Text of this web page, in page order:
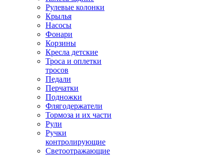
Рулевые колонки
Крылья
Насосы
Фонари
Корзины
Кресла детские
Троса и оплетки
тросов
Педали
Перчатки
Подножки
Флягодержатели
Тормоза и их части
Рули
Ручки
контролирующие
Светоотражающие